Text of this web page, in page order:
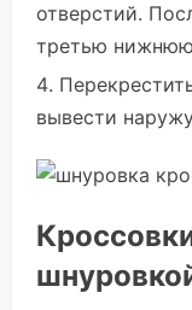
отверстий.
третью
вывести